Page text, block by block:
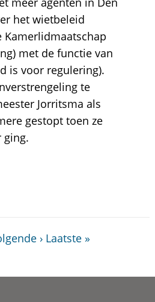
het wietbeleid
Kamerlidmaatschap
met de functie van
is voor regulering).
te
Jorritsma als
gestopt toen ze
ging.
› Laatste »